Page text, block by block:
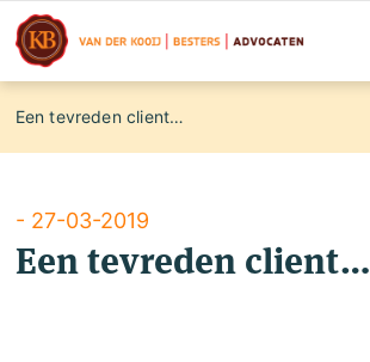
Een tevreden client…
About
Blog
Maandelijkse kennismakingslunches
- 27-03-2019
Een tevreden client…